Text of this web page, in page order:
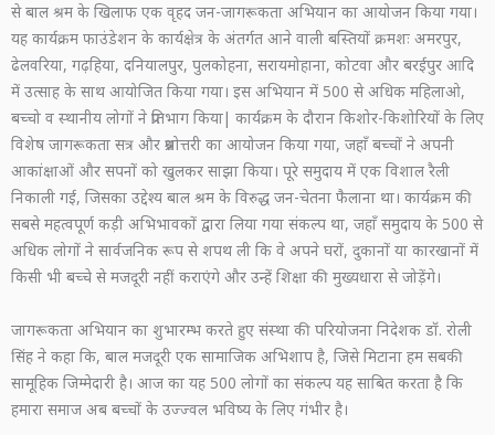
से बाल श्रम के खिलाफ एक वृहद जन-जागरूकता अभियान का आयोजन किया गया।
यह कार्यक्रम फाउंडेशन के कार्यक्षेत्र के अंतर्गत आने वाली बस्तियों क्रमशः अमरपुर,
ढेलवरिया, गढ़हिया, दनियालपुर, पुलकोहना, सरायमोहाना, कोटवा और बरईपुर आदि
में उत्साह के साथ आयोजित किया गया। इस अभियान में 500 से अधिक महिलाओ,
बच्चो व स्थानीय लोगों ने प्रतिभाग किया| कार्यक्रम के दौरान किशोर-किशोरियों के लिए
विशेष जागरूकता सत्र और प्रश्नोत्तरी का आयोजन किया गया, जहाँ बच्चों ने अपनी
आकांक्षाओं और सपनों को खुलकर साझा किया। पूरे समुदाय में एक विशाल रैली
निकाली गई, जिसका उद्देश्य बाल श्रम के विरुद्ध जन-चेतना फैलाना था। कार्यक्रम की
सबसे महत्वपूर्ण कड़ी अभिभावकों द्वारा लिया गया संकल्प था, जहाँ समुदाय के 500 से
अधिक लोगों ने सार्वजनिक रूप से शपथ ली कि वे अपने घरों, दुकानों या कारखानों में
किसी भी बच्चे से मजदूरी नहीं कराएंगे और उन्हें शिक्षा की मुख्यधारा से जोड़ेंगे।
जागरूकता अभियान का शुभारम्भ करते हुए संस्था की परियोजना निदेशक डॉ. रोली
सिंह ने कहा कि, बाल मजदूरी एक सामाजिक अभिशाप है, जिसे मिटाना हम सबकी
सामूहिक जिम्मेदारी है। आज का यह 500 लोगों का संकल्प यह साबित करता है कि
हमारा समाज अब बच्चों के उज्ज्वल भविष्य के लिए गंभीर है।